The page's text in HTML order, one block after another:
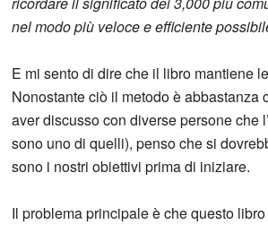
nel modo più veloce e efficiente
E mi sento di dire che il libro mantiene
Nonostante ciò il metodo è abbastanza
aver discusso con diverse persone che
sono uno di quelli), penso che si
sono i nostri obiettivi prima di iniziare.
Il problema principale è che questo